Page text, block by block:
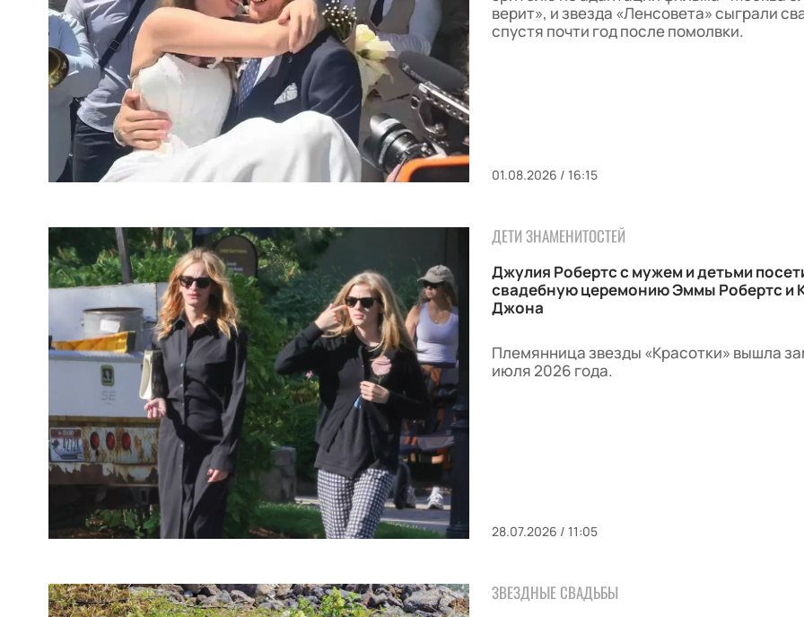
верит», и звезда «Ленсовета» сыграли
спустя почти год после помолвки.
01.08.2026 / 16:15
ДЕТИ ЗНАМЕНИТОСТЕЙ
Джулия Робертс с мужем и детьми
свадебную церемонию Эммы Робертс и
Джона
Племянница звезды «Красотки» вышла
июля 2026 года.
28.07.2026 / 11:05
ЗВЕЗДНЫЕ СВАДЬБЫ